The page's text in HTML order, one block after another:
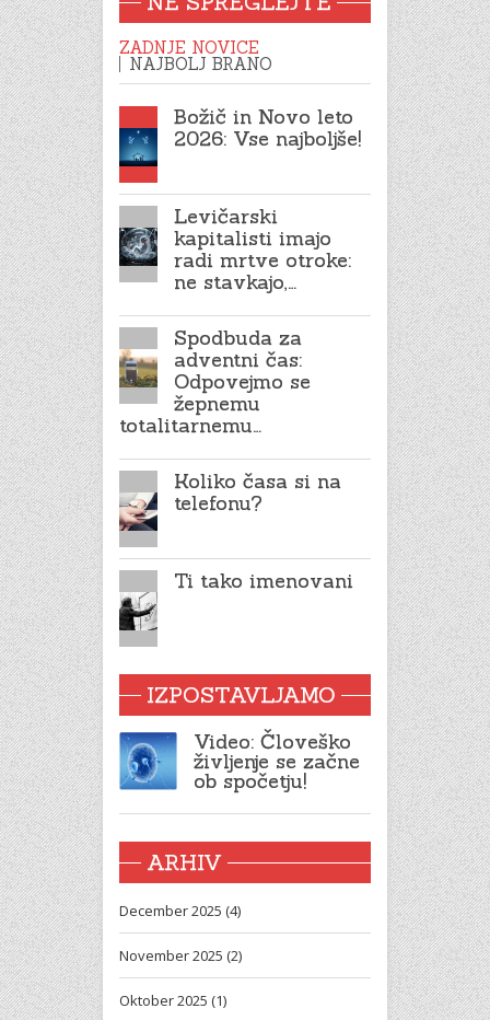
ZADNJE NOVICE
NAJBOLJ BRANO
Božič in Novo leto
2026: Vse najboljše!
Levičarski
kapitalisti imajo
radi mrtve otroke:
ne stavkajo,…
Spodbuda za
adventni čas:
Odpovejmo se
žepnemu
totalitarnemu…
Koliko časa si na
telefonu?
Ti tako imenovani
IZPOSTAVLJAMO
Video: Človeško
življenje se začne
ob spočetju!
ARHIV
December 2025 (4)
November 2025 (2)
Oktober 2025 (1)